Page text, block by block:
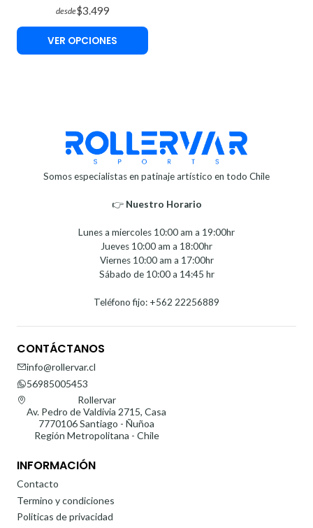
desde$3.499
VER OPCIONES
Somos especialistas en patinaje artístico en todo Chile
👉 Nuestro Horario⁣⁣
Lunes a miercoles 10:00 am a 19:00hr
Jueves 10:00 am a 18:00hr
Viernes 10:00 am a 17:00hr
Sábado de 10:00 a 14:45 hr
Teléfono fijo: +562 22256889
CONTÁCTANOS
info@rollervar.cl
56985005453
Rollervar
Av. Pedro de Valdivia 2715, Casa
7770106 Santiago - Ñuñoa
Región Metropolitana - Chile
INFORMACIÓN
Contacto
Termino y condiciones
Politicas de privacidad